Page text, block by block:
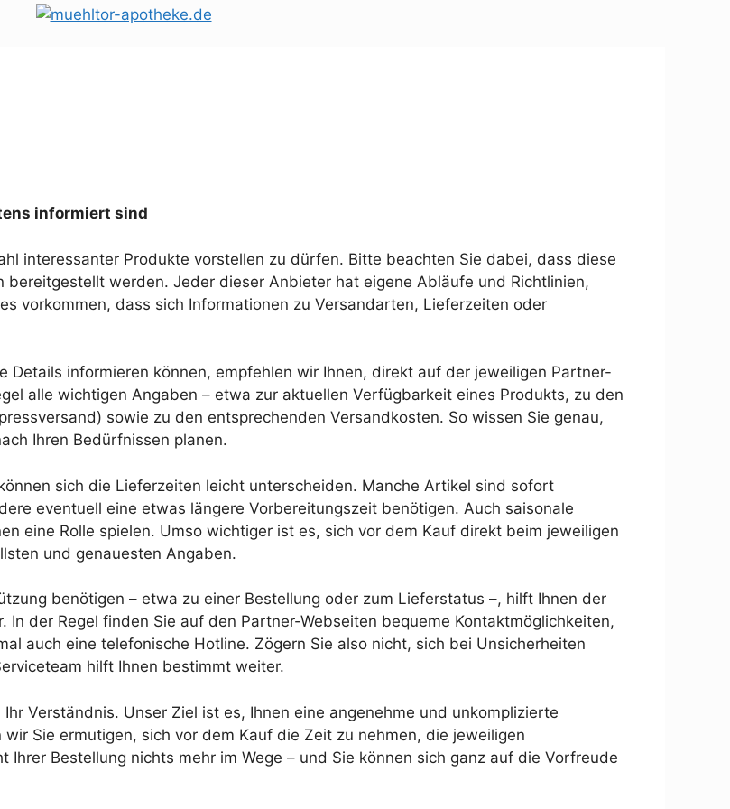
informiert sind
interessanter Produkte vorstellen zu dürfen. Bitte beachten Sie dabei, dass diese
werden. Jeder dieser Anbieter hat eigene Abläufe und Richtlinien,
vorkommen, dass sich Informationen zu Versandarten, Lieferzeiten oder
Details informieren können, empfehlen wir Ihnen, direkt auf der jeweiligen Partner-
alle wichtigen Angaben – etwa zur aktuellen Verfügbarkeit eines Produkts, zu den
sowie zu den entsprechenden Versandkosten. So wissen Sie genau,
Ihren Bedürfnissen planen.
sich die Lieferzeiten leicht unterscheiden. Manche Artikel sind sofort
eventuell eine etwas längere Vorbereitungszeit benötigen. Auch saisonale
eine Rolle spielen. Umso wichtiger ist es, sich vor dem Kauf direkt beim jeweiligen
und genauesten Angaben.
benötigen – etwa zu einer Bestellung oder zum Lieferstatus –, hilft Ihnen der
der Regel finden Sie auf den Partner-Webseiten bequeme Kontaktmöglichkeiten,
auch eine telefonische Hotline. Zögern Sie also nicht, sich bei Unsicherheiten
hilft Ihnen bestimmt weiter.
Verständnis. Unser Ziel ist es, Ihnen eine angenehme und unkomplizierte
Sie ermutigen, sich vor dem Kauf die Zeit zu nehmen, die jeweiligen
Bestellung nichts mehr im Wege – und Sie können sich ganz auf die Vorfreude